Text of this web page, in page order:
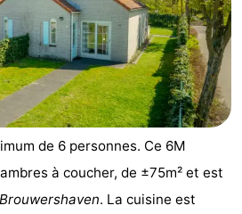
de 6 personnes. Ce 6M
à coucher, de ±75m² et est
Brouwershaven. La cuisine est